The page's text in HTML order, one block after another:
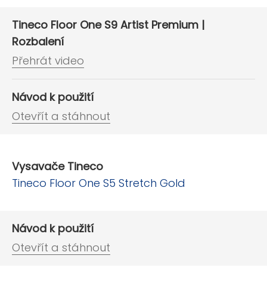
Tineco Floor One S9 Artist Premium |
Rozbalení
Přehrát video
Návod k použití
Otevřít a stáhnout
Vysavače Tineco
Tineco Floor One S5 Stretch Gold
Návod k použití
Otevřít a stáhnout